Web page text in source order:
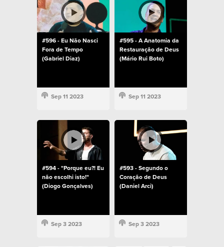
#596 - Eu Não Nasci
Fora de Tempo
(Gabriel Diaz)
Sep 11 2023
#595 - A Anatomia da
Restauração de Deus
(Mário Rui Boto)
Sep 11 2023
#594 - "Porque eu?! Eu
não escolhi isto!"
(Diogo Gonçalves)
Sep 3 2023
#593 - Segundo o
Coração de Deus
(Daniel Arci)
Sep 3 2023